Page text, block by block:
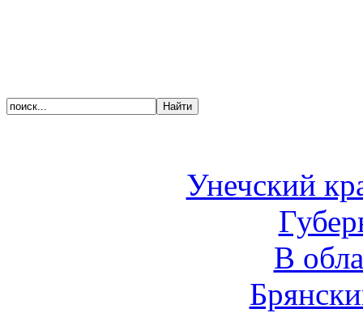
Унечский
В